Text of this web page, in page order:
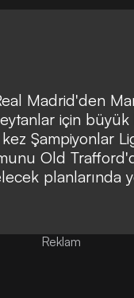
Madrid'den
için büyük
Şampiyonlar
Old
planlarında
Reklam